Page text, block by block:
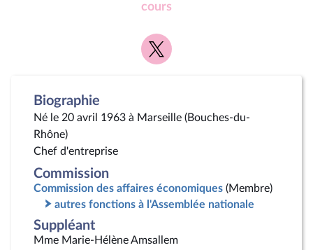
cours
Voir
la
Biographie
Né le 20 avril 1963 à Marseille (Bouches-du-
Rhône)
Chef d'entreprise
Commission
Commission des affaires économiques (Membre)
autres fonctions à l'Assemblée nationale
Suppléant
Mme Marie-Hélène Amsallem